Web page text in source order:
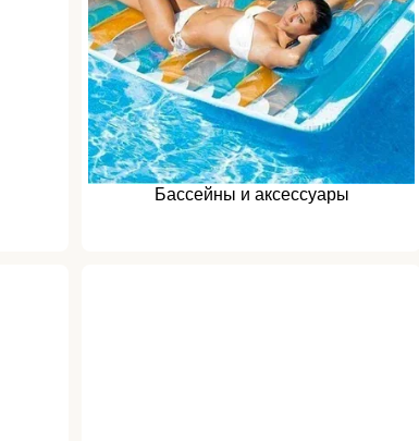
Бассейны и аксессуары